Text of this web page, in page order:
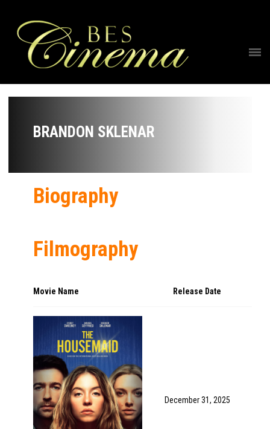
BRANDON SKLENAR
Biography
Filmography
Movie Name Release Date
December 31, 2025